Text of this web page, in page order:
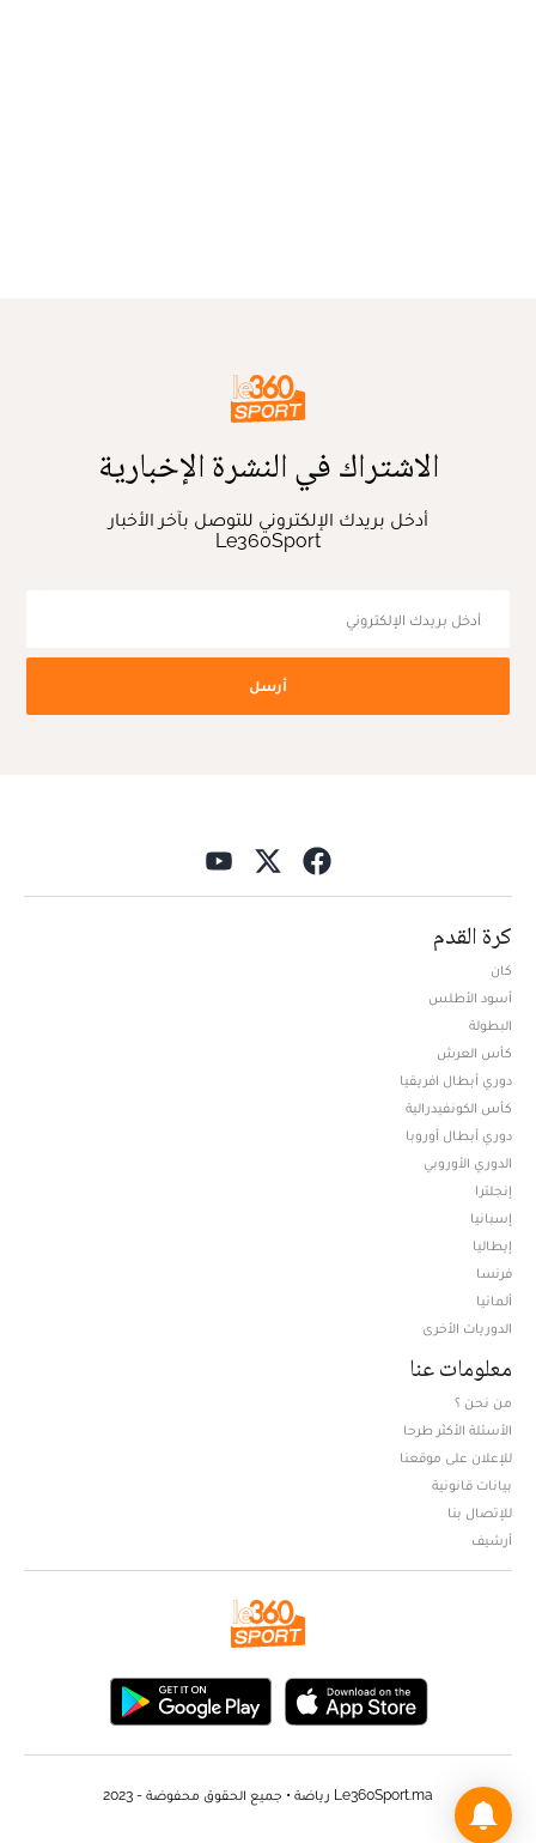
الاشتراك في النشرة الإخبارية
أدخل بريدك الإلكتروني للتوصل بآخر الأخبار
Le360Sport
أرسل
كرة القدم
كان
أسود الأطلس
البطولة
كأس العرش
دوري أبطال افريقيا
كأس الكونفيدرالية
دوري أبطال أوروبا
الدوري الأوروبي
إنجلترا
إسبانيا
إيطاليا
فرنسا
ألمانيا
الدوريات الأخرى
معلومات عنا
من نحن ؟
الأسئلة الأكثر طرحا
للإعلان على موقعنا
بيانات قانونية
للإتصال بنا
أرشيف
Le360Sport.ma رياضة • جميع الحقوق محفوضة - 2023